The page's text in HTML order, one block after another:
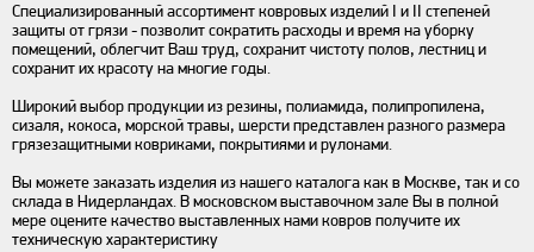
Специализированный ассортимент ковровых изделий I и II степеней
защиты от грязи - позволит сократить расходы и время на уборку
помещений, облегчит Ваш труд, сохранит чистоту полов, лестниц и
сохранит их красоту на многие годы.
Широкий выбор продукции из резины, полиамида, полипропилена,
сизаля, кокоса, морской травы, шерсти представлен разного размера
грязезащитными ковриками, покрытиями и рулонами.
Вы можете заказать изделия из нашего каталога как в Москве, так и со
склада в Нидерландах. В московском выставочном зале Вы в полной
мере оцените качество выставленных нами ковров получите их
техническую характеристику